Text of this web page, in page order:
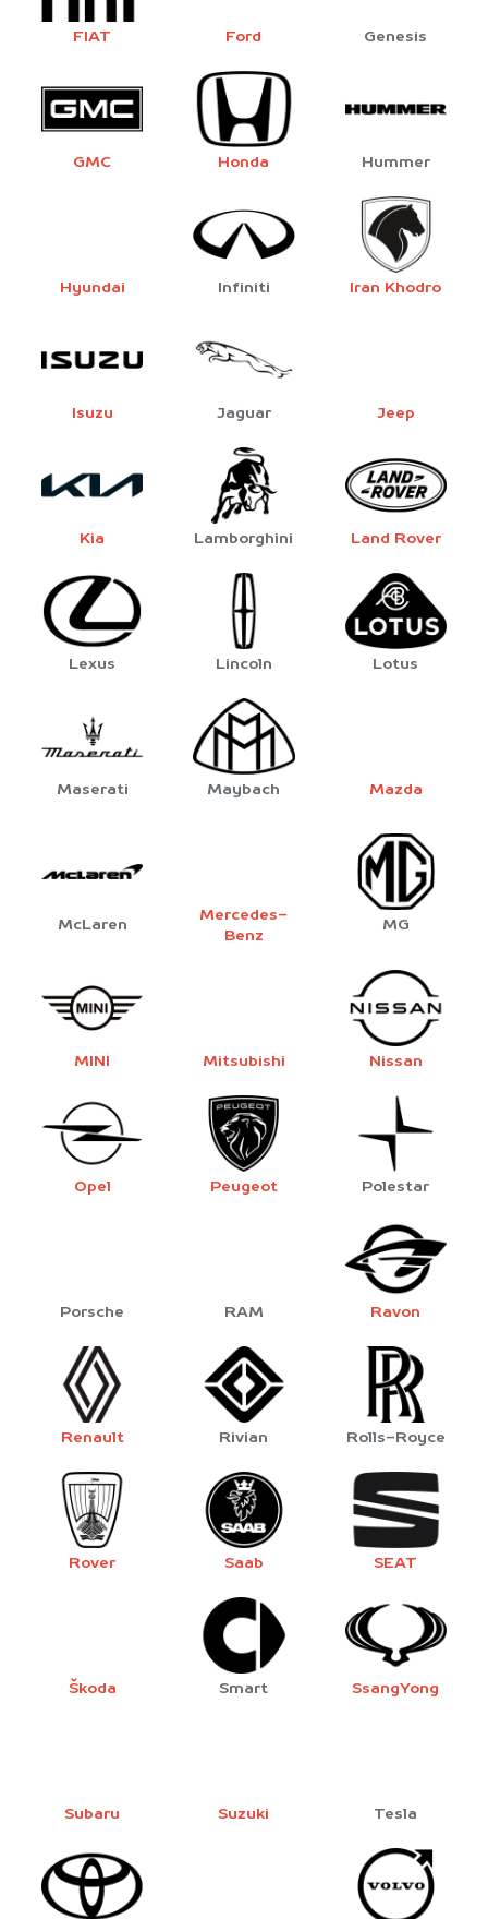
FIAT Ford Genesis
GMC Honda Hummer
Hyundai Infiniti Iran Khodro
Isuzu Jaguar Jeep
Kia Lamborghini Land Rover
Lexus Lincoln Lotus
Maserati Maybach Mazda
McLaren
Mercedes-
Benz
MG
MINI Mitsubishi Nissan
Opel Peugeot Polestar
Porsche RAM Ravon
Renault Rivian Rolls-Royce
Rover Saab SEAT
Škoda Smart SsangYong
Subaru Suzuki Tesla